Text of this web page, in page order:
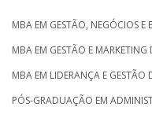
MBA EM GESTÃO, NEGÓCIOS E
MBA EM GESTÃO E MARKETING
MBA EM LIDERANÇA E GESTÃO
PÓS-GRADUAÇÃO EM